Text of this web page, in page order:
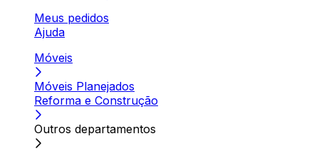
Meus pedidos
Ajuda
Móveis
Móveis Planejados
Reforma e Construção
Outros departamentos